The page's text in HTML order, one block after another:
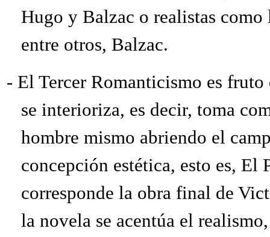
Hugo y Balzac o realistas
entre otros, Balzac.
- El Tercer Romanticismo es
se interioriza, es decir, toma
hombre mismo abriendo el
concepción estética, esto es, El
corresponde la obra final de
la novela se acentúa el